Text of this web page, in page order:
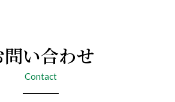
問い合わせ
Contact